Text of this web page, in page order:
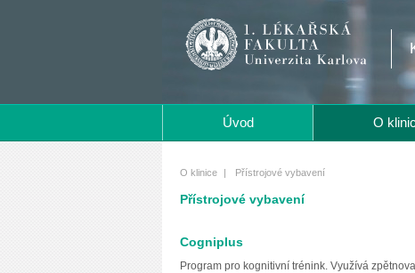
Úvod O
O klinice | Přístrojové vybavení
Přístrojové vybavení
Cogniplus
Program pro kognitivní trénink. Využívá